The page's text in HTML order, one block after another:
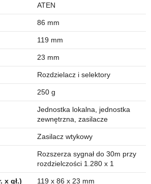
ATEN
86 mm
119 mm
23 mm
Rozdzielacz i selektory
250 g
Jednostka lokalna, jednostka
zewnętrzna, zasilacze
Zasilacz wtykowy
Rozszerza sygnał do 30m przy
rozdzielczości 1.280 x 1
x gł.) 119 x 86 x 23 mm